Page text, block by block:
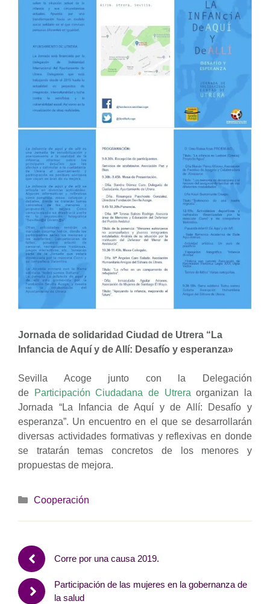
Jornada de solidaridad Ciudad de Utrera “La
Infancia de Aquí y de Allí: Desafío y esperanza»
Sevilla Acoge junto con la Delegación
de
Participación Ciudadana de Utreraorganizan la
Jornada “La Infancia de Aquí y de Allí: Desafío y
esperanza”. Un encuentro en el que se desarrollarán
diversas actividades formativas y reflexivas en donde
se tratarán temas concretos de los menores y
propuestas de mejora.
Categorías
Cooperación
Corre por una causa 2019.
Participación de las mujeres en la gobernanza de
la salud